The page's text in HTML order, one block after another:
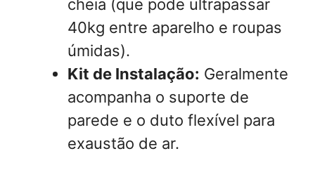
cheia (que pode ultrapassar
40kg entre aparelho e roupas
úmidas).
Kit de Instalação: Geralmente
acompanha o suporte de
parede e o duto flexível para
exaustão de ar.